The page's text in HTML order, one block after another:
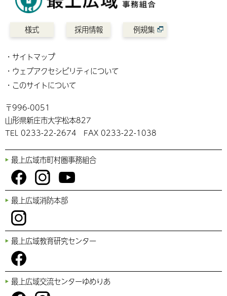
様式 採用情報 例規集
サイトマップ
ウェブアクセシビリティについて
このサイトについて
〒996-0051
山形県新庄市大字松本827
TEL 0233-22-2674 FAX 0233-22-1038
最上広域市町村圏事務組合
Fac
ebo
ok
Inst
agr
You
Tub
最上広域消防本部
Inst
agr
am
最上広域教育研究センター
Fac
ebo
最上広域交流センターゆめりあ